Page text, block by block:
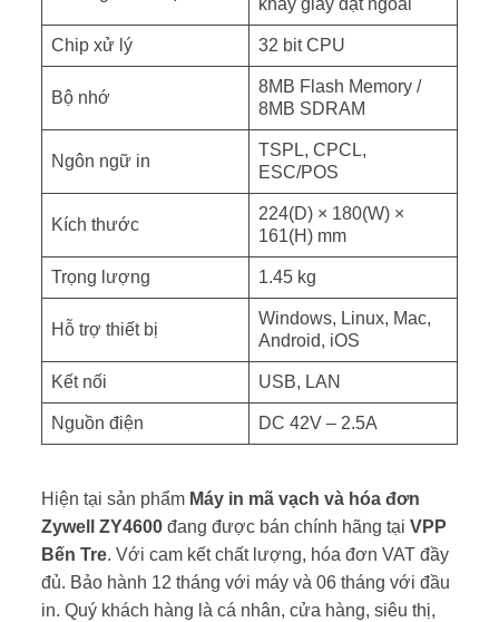
Chip xử lý 32 bit CPU
Bộ nhớ
8MB Flash Memory /
8MB SDRAM
Ngôn ngữ in
TSPL, CPCL,
ESC/POS
Kích thước
224(D) × 180(W) ×
161(H) mm
Trọng lượng 1.45 kg
Hỗ trợ thiết bị
Windows, Linux, Mac,
Android, iOS
Kết nối USB, LAN
Nguồn điện DC 42V – 2.5A
Hiện tại sản phẩm Máy in mã vạch và hóa đơn
Zywell ZY4600đang được bán chính hãng tại VPP
Bến Tre. Với cam kết chất lượng, hóa đơn VAT đầy
đủ. Bảo hành 12 tháng với máy và 06 tháng với đầu
in. Quý khách hàng là cá nhân, cửa hàng, siêu thị,